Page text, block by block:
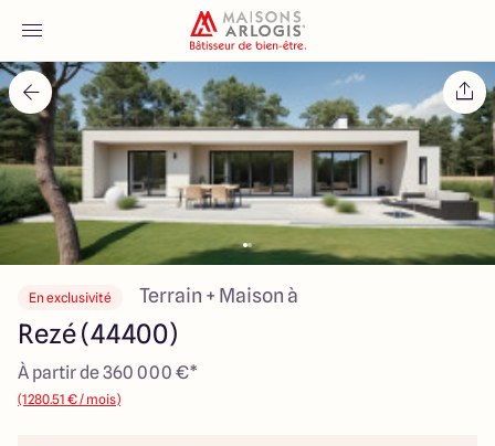
Accueil
Nos maisons
Nos annonces
Votre projet
Qui sommes-nous
En exclusivité Terrain + Maison à
Rezé (44400)
À partir de 360 000 €*
(1280.51 € / mois)